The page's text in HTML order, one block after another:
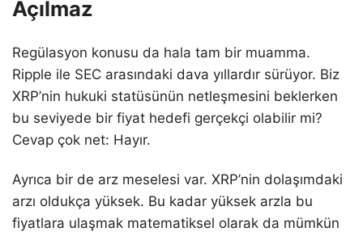
Açılmaz
Regülasyon konusu da hala tam bir muamma.
Ripple ile SEC arasındaki dava yıllardır sürüyor. Biz
XRP’nin hukuki statüsünün netleşmesini beklerken
bu seviyede bir fiyat hedefi gerçekçi olabilir mi?
Cevap çok net: Hayır.
Ayrıca bir de arz meselesi var. XRP’nin dolaşımdaki
arzı oldukça yüksek. Bu kadar yüksek arzla bu
fiyatlara ulaşmak matematiksel olarak da mümkün